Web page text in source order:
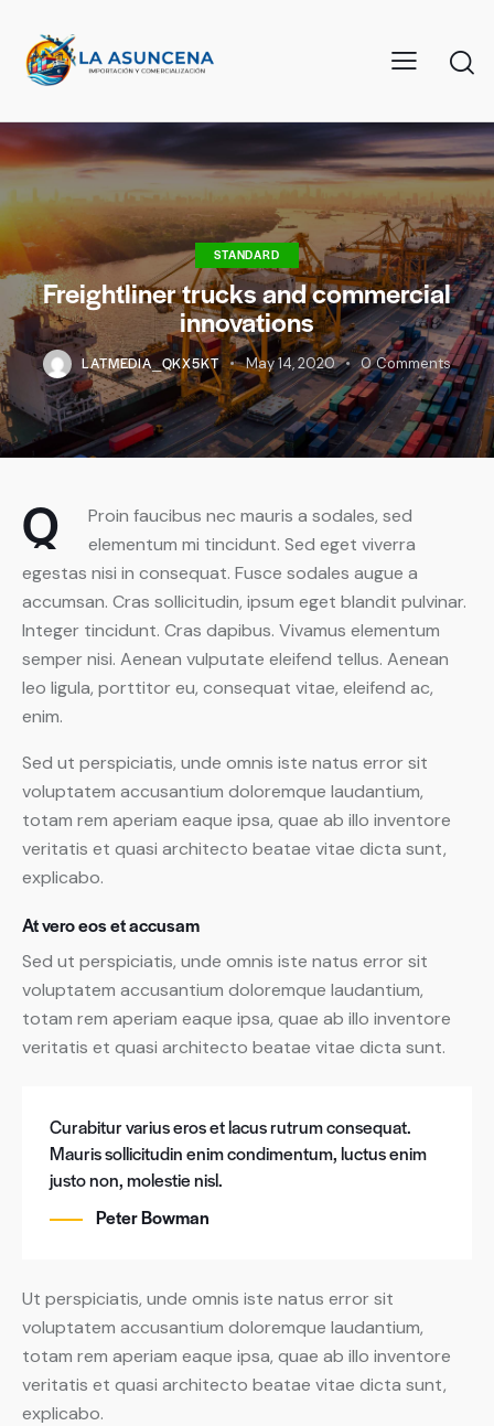
STANDARD
Freightliner trucks and commercial
innovations
LATMEDIA_QKX5KT May 14, 2020 0 Comments
Q
Proin faucibus nec mauris a sodales, sed
elementum mi tincidunt. Sed eget viverra
egestas nisi in consequat. Fusce sodales augue a
accumsan. Cras sollicitudin, ipsum eget blandit pulvinar.
Integer tincidunt. Cras dapibus. Vivamus elementum
semper nisi. Aenean vulputate eleifend tellus. Aenean
leo ligula, porttitor eu, consequat vitae, eleifend ac,
enim.
Sed ut perspiciatis, unde omnis iste natus error sit
voluptatem accusantium doloremque laudantium,
totam rem aperiam eaque ipsa, quae ab illo inventore
veritatis et quasi architecto beatae vitae dicta sunt,
explicabo.
At vero eos et accusam
Sed ut perspiciatis, unde omnis iste natus error sit
voluptatem accusantium doloremque laudantium,
totam rem aperiam eaque ipsa, quae ab illo inventore
veritatis et quasi architecto beatae vitae dicta sunt.
Curabitur varius eros et lacus rutrum consequat.
Mauris sollicitudin enim condimentum, luctus enim
justo non, molestie nisl.
Peter Bowman
Ut perspiciatis, unde omnis iste natus error sit
voluptatem accusantium doloremque laudantium,
totam rem aperiam eaque ipsa, quae ab illo inventore
veritatis et quasi architecto beatae vitae dicta sunt,
explicabo.